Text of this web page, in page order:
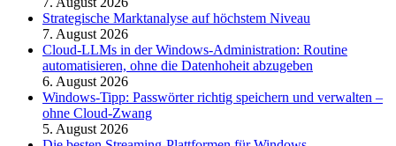
Strategische Marktanalyse auf höchstem Niveau
7. August 2026
Cloud-LLMs in der Windows-Administration: Routine
automatisieren, ohne die Datenhoheit abzugeben
6. August 2026
Windows-Tipp: Passwörter richtig speichern und verwalten –
ohne Cloud-Zwang
5. August 2026